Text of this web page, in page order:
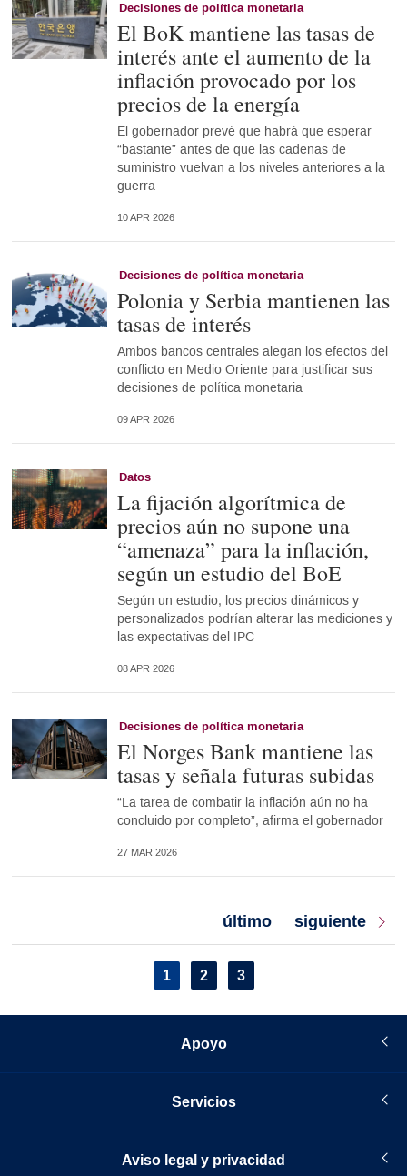
Decisiones de política monetaria
El BoK mantiene las tasas de
interés ante el aumento de la
inflación provocado por los
precios de la energía
El gobernador prevé que habrá que esperar
“bastante” antes de que las cadenas de
suministro vuelvan a los niveles anteriores a la
guerra
10 APR 2026
Decisiones de política monetaria
Polonia y Serbia mantienen las
tasas de interés
Ambos bancos centrales alegan los efectos del
conflicto en Medio Oriente para justificar sus
decisiones de política monetaria
09 APR 2026
Datos
La fijación algorítmica de
precios aún no supone una
“amenaza” para la inflación,
según un estudio del BoE
Según un estudio, los precios dinámicos y
personalizados podrían alterar las mediciones y
las expectativas del IPC
08 APR 2026
Decisiones de política monetaria
El Norges Bank mantiene las
tasas y señala futuras subidas
“La tarea de combatir la inflación aún no ha
concluido por completo”, afirma el gobernador
27 MAR 2026
Next
page
siguiente
Last
page
último
Current
page
1 Page
2 Page
3
Apoyo
Servicios
Aviso legal y privacidad